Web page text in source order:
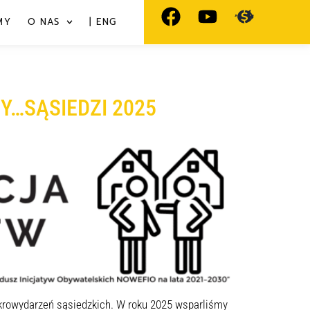
O NAS | ENG
2025
sąsiedzkich. W roku 2025 wsparliśmy